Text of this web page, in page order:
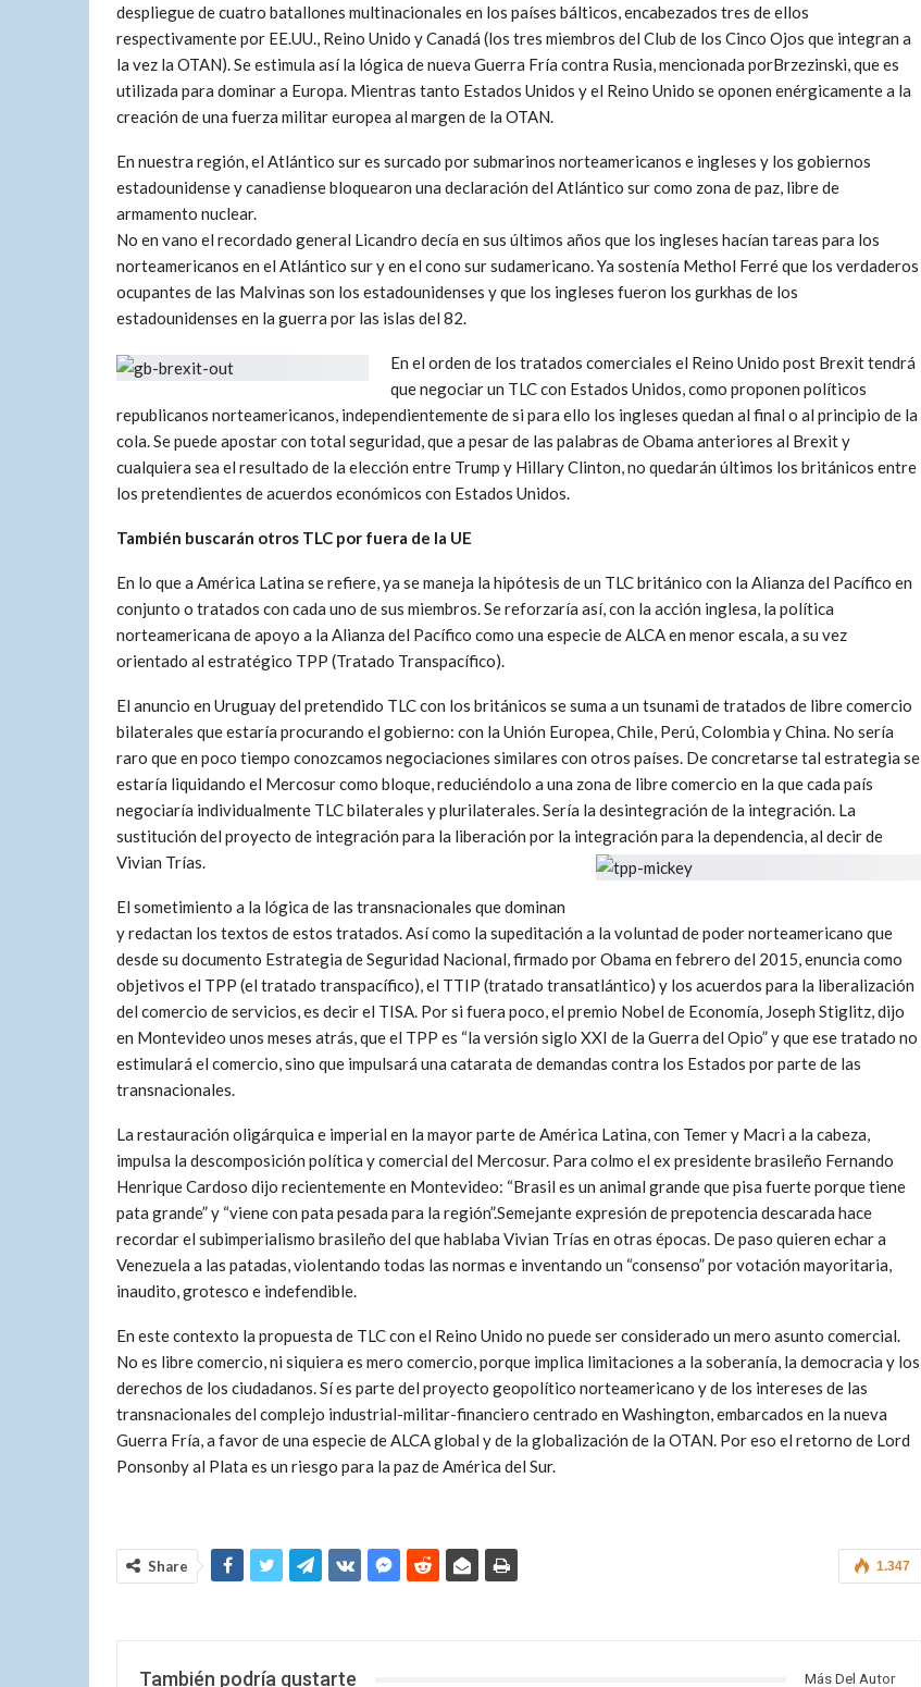
despliegue de cuatro batallones multinacionales en los países bálticos, encabezados tres de ellos
respectivamente por EE.UU., Reino Unido y Canadá (los tres miembros del Club de los Cinco Ojos que integran a
la vez la OTAN). Se estimula así la lógica de nueva Guerra Fría contra Rusia, mencionada porBrzezinski, que es
utilizada para dominar a Europa. Mientras tanto Estados Unidos y el Reino Unido se oponen enérgicamente a la
creación de una fuerza militar europea al margen de la OTAN.
En nuestra región, el Atlántico sur es surcado por submarinos norteamericanos e ingleses y los gobiernos
estadounidense y canadiense bloquearon una declaración del Atlántico sur como zona de paz, libre de
armamento nuclear.
No en vano el recordado general Licandro decía en sus últimos años que los ingleses hacían tareas para los
norteamericanos en el Atlántico sur y en el cono sur sudamericano. Ya sostenía Methol Ferré que los verdaderos
ocupantes de las Malvinas son los estadounidenses y que los ingleses fueron los gurkhas de los
estadounidenses en la guerra por las islas del 82.
En el orden de los tratados comerciales el Reino Unido post Brexit tendrá
que negociar un TLC con Estados Unidos, como proponen políticos
republicanos norteamericanos, independientemente de si para ello los ingleses quedan al final o al principio de la
cola. Se puede apostar con total seguridad, que a pesar de las palabras de Obama anteriores al Brexit y
cualquiera sea el resultado de la elección entre Trump y Hillary Clinton, no quedarán últimos los británicos entre
los pretendientes de acuerdos económicos con Estados Unidos.
También buscarán otros TLC por fuera de la UE
En lo que a América Latina se refiere, ya se maneja la hipótesis de un TLC británico con la Alianza del Pacífico en
conjunto o tratados con cada uno de sus miembros. Se reforzaría así, con la acción inglesa, la política
norteamericana de apoyo a la Alianza del Pacífico como una especie de ALCA en menor escala, a su vez
orientado al estratégico TPP (Tratado Transpacífico).
El anuncio en Uruguay del pretendido TLC con los británicos se suma a un tsunami de tratados de libre comercio
bilaterales que estaría procurando el gobierno: con la Unión Europea, Chile, Perú, Colombia y China. No sería
raro que en poco tiempo conozcamos negociaciones similares con otros países. De concretarse tal estrategia se
estaría liquidando el Mercosur como bloque, reduciéndolo a una zona de libre comercio en la que cada país
negociaría individualmente TLC bilaterales y plurilaterales. Sería la desintegración de la integración. La
sustitución del proyecto de integración para la liberación por la integración para la dependencia, al decir de
Vivian Trías.
El sometimiento a la lógica de las transnacionales que dominan
y redactan los textos de estos tratados. Así como la supeditación a la voluntad de poder norteamericano que
desde su documento Estrategia de Seguridad Nacional, firmado por Obama en febrero del 2015, enuncia como
objetivos el TPP (el tratado transpacífico), el TTIP (tratado transatlántico) y los acuerdos para la liberalización
del comercio de servicios, es decir el TISA. Por si fuera poco, el premio Nobel de Economía, Joseph Stiglitz, dijo
en Montevideo unos meses atrás, que el TPP es “la versión siglo XXI de la Guerra del Opio” y que ese tratado no
estimulará el comercio, sino que impulsará una catarata de demandas contra los Estados por parte de las
transnacionales.
La restauración oligárquica e imperial en la mayor parte de América Latina, con Temer y Macri a la cabeza,
impulsa la descomposición política y comercial del Mercosur. Para colmo el ex presidente brasileño Fernando
Henrique Cardoso dijo recientemente en Montevideo: “Brasil es un animal grande que pisa fuerte porque tiene
pata grande” y “viene con pata pesada para la región”.Semejante expresión de prepotencia descarada hace
recordar el subimperialismo brasileño del que hablaba Vivian Trías en otras épocas. De paso quieren echar a
Venezuela a las patadas, violentando todas las normas e inventando un “consenso” por votación mayoritaria,
inaudito, grotesco e indefendible.
En este contexto la propuesta de TLC con el Reino Unido no puede ser considerado un mero asunto comercial.
No es libre comercio, ni siquiera es mero comercio, porque implica limitaciones a la soberanía, la democracia y los
derechos de los ciudadanos. Sí es parte del proyecto geopolítico norteamericano y de los intereses de las
transnacionales del complejo industrial-militar-financiero centrado en Washington, embarcados en la nueva
Guerra Fría, a favor de una especie de ALCA global y de la globalización de la OTAN. Por eso el retorno de Lord
Ponsonby al Plata es un riesgo para la paz de América del Sur.
1.347
Share
También podría gustarte Más Del Autor